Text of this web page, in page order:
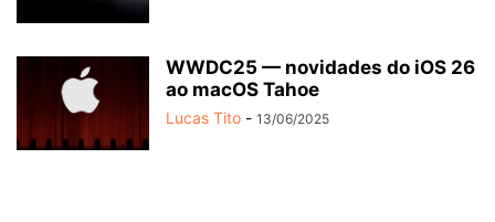
WWDC25 — novidades do iOS 26
ao macOS Tahoe
Lucas Tito - 13/06/2025